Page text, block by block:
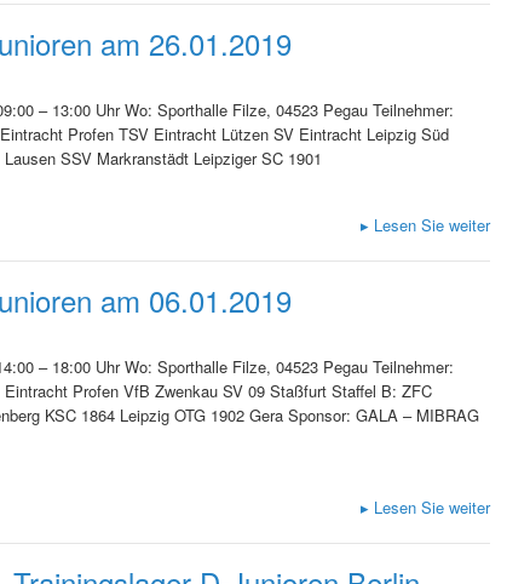
am 26.01.2019
– 13:00 Uhr Wo: Sporthalle Filze, 04523 Pegau Teilnehmer:
Profen TSV Eintracht Lützen SV Eintracht Leipzig Süd
SSV Markranstädt Leipziger SC 1901
▸ Lesen Sie weiter
am 06.01.2019
– 18:00 Uhr Wo: Sporthalle Filze, 04523 Pegau Teilnehmer:
Profen VfB Zwenkau SV 09 Staßfurt Staffel B: ZFC
KSC 1864 Leipzig OTG 1902 Gera Sponsor: GALA – MIBRAG
▸ Lesen Sie weiter